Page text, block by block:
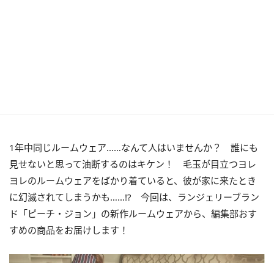
1年中同じルームウェア……なんて人はいませんか？ 誰にも
見せないと思って油断するのはキケン！ 毛玉が目立つヨレ
ヨレのルームウェアをばかり着ていると、彼が家に来たとき
に幻滅されてしまうかも……!? 今回は、ランジェリーブラン
ド「ピーチ・ジョン」の新作ルームウェアから、編集部おす
すめの商品をお届けします！